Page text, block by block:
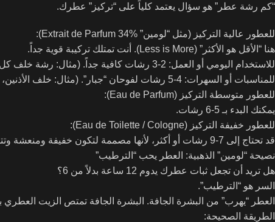
“كم رشة عطر” هو سؤال يعتمد كلياً على “تركيز” عطرك.
للعطور عالية التركيز (مثل “لومين” Extrait de Parfum 34%):
هنا “الأقل هو الأكثر” (Less is More). أنت تمتلك تركيبة قوية جداً.
للاستخدام اليومي أو العمل: 2-3 رشات كافية جداً. (مثال: رشة خلف كل أذن، ورشة على معصم واحد).
للمناسبات أو السهرات: 4-5 رشات لفوحان “جبار”. (مثال: خلف الأذنين، المعصمين، وباطن الكوعين).
للعطور متوسطة التركيز (Eau de Parfum):
يمكنك البدء بـ 5-6 رشات.
للعطور خفيفة التركيز (Eau de Toilette / Cologne):
قد تحتاج إلى 7-9 رشات أو أكثر، لأنها مصممة لتكون خفيفة ومنعشة وتتبخر أسرع.
نصيحة “لومين” الذهبية: العطر يحب “الترطيب”
هل تريد أن تجعل ثبات عطرك يدوم 12 ساعة بدلاً من 6؟
السر هو “الترطيب”.
العطر “يهرب” من البشرة الجافة. البشرة الجافة تمتص الزيت العطري
الطريقة الصحيحة: